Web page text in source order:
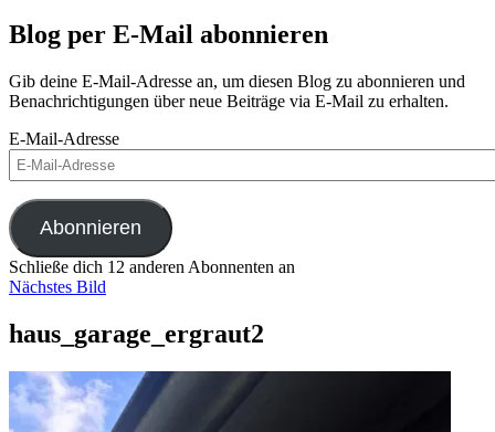
Blog per E-Mail abonnieren
Gib deine E-Mail-Adresse an, um diesen Blog zu abonnieren und
Benachrichtigungen über neue Beiträge via E-Mail zu erhalten.
E-Mail-Adresse
Abonnieren
Schließe dich 12 anderen Abonnenten an
Nächstes Bild
haus_garage_ergraut2